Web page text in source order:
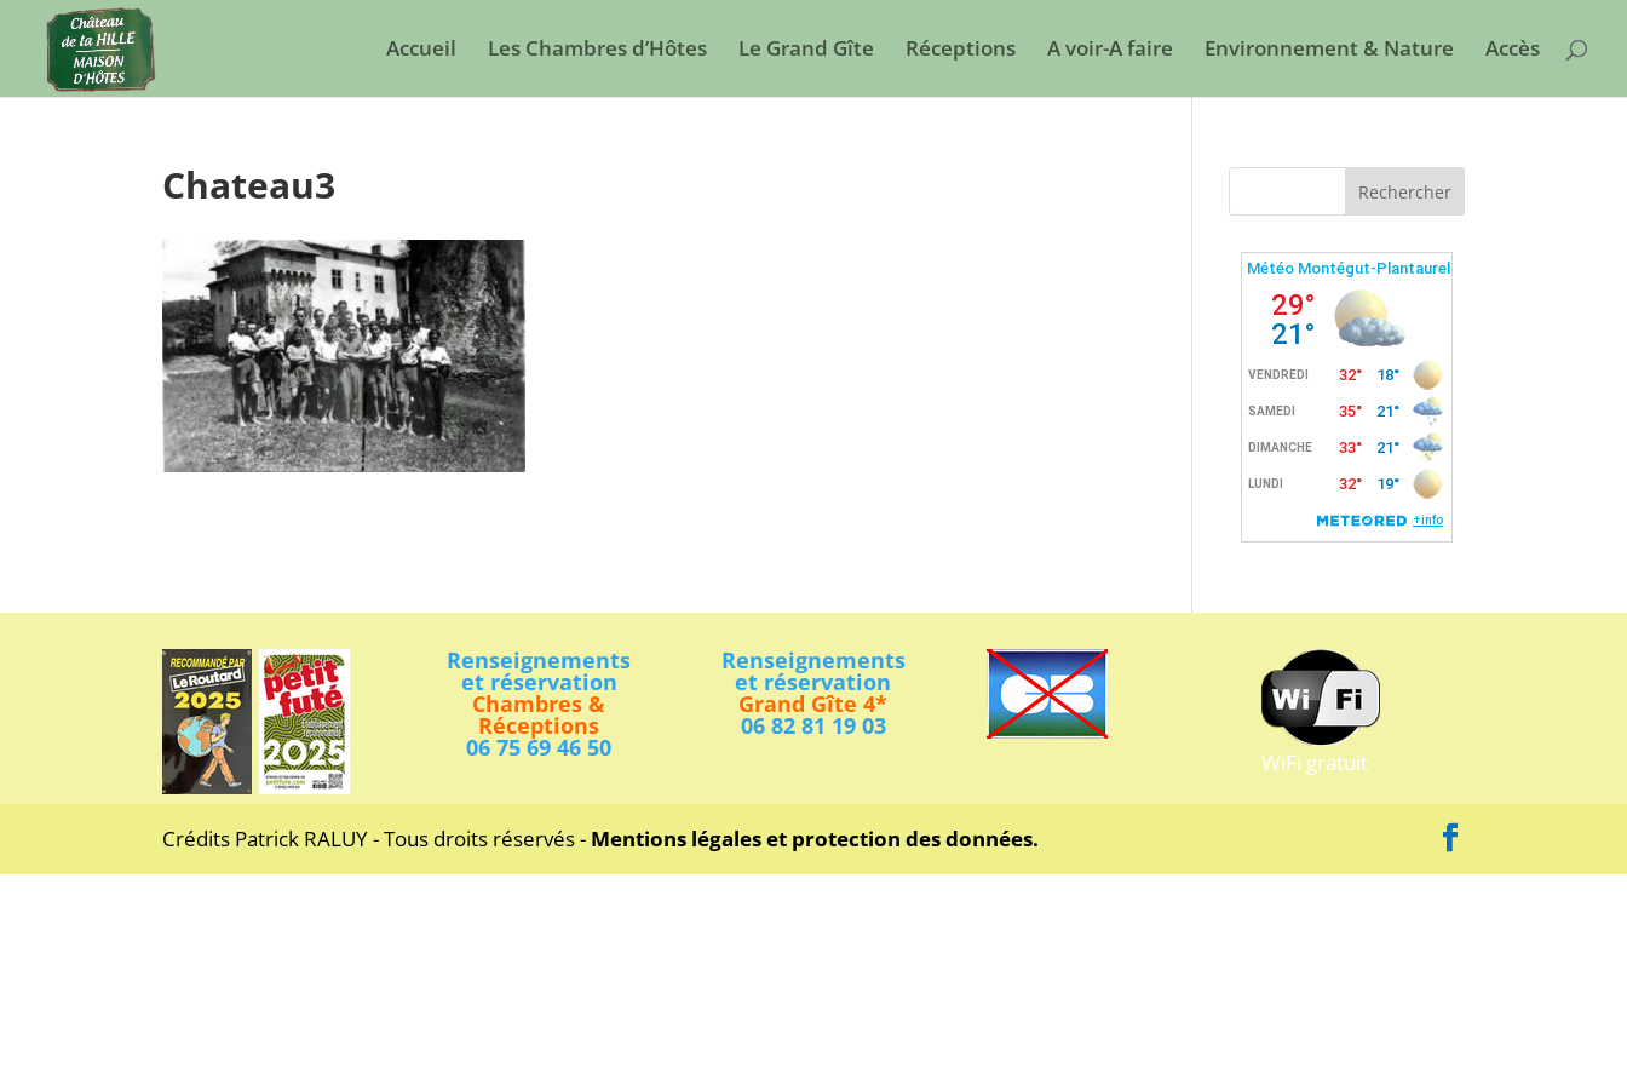
Accueil Les Chambres d’Hôtes Le Grand Gîte Réceptions A voir-A faire Environnement & Nature Accès
Chateau3
Renseignements
et réservation
Chambres &
Réceptions
06 75 69 46 50
Renseignements
et réservation
Grand Gîte 4*
06 82 81 19 03
WiFi gratuit
Crédits Patrick RALUY - Tous droits réservés - Mentions légales et protection des données.